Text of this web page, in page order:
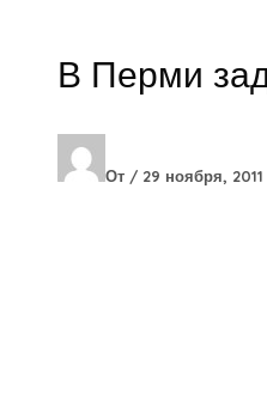
В Перми
От / 29 ноября, 2011